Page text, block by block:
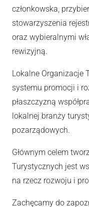
członkowska,
stowarzyszenia
oraz wybieralnymi
rewizyjną.
Lokalne Organizacje
systemu promocji i
płaszczyzną
lokalnej branży
pozarządowych.
Głównym celem
Turystycznych jest
na rzecz rozwoju i
Zachęcamy do